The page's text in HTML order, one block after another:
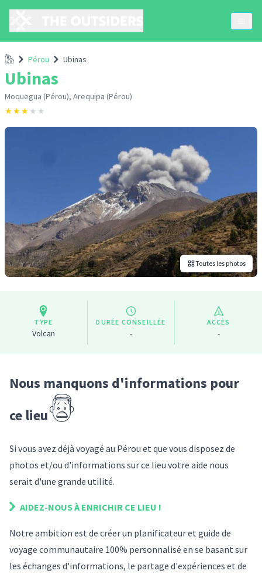
Accueil
Pérou Ubinas
Ubinas
Moquegua (Pérou), Arequipa (Pérou)
★★★ ★ ★
Toutes les photos
TYPE
Volcan
DURÉE CONSEILLÉE
-
ACCÈS
-
Nous manquons d'informations pour
ce lieu
Si vous avez déjà voyagé au Pérou et que vous disposez de
photos et/ou d'informations surce lieu votre aide nous
serait d'une grande utilité.
AIDEZ-NOUS À ENRICHIR CE LIEU !
Notre ambition est de créer un planificateur et guide de
voyage communautaire 100% personnalisé en se basant sur
les échanges d'informations, le partage d'expériences et de